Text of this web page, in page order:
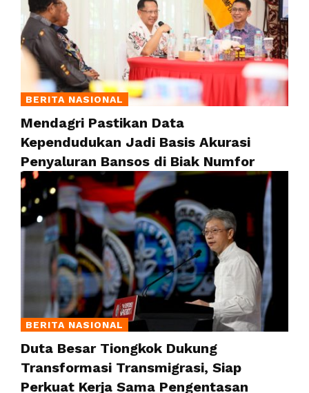
BERITA NASIONAL
Mendagri Pastikan Data
Kependudukan Jadi Basis Akurasi
Penyaluran Bansos di Biak Numfor
BERITA NASIONAL
Duta Besar Tiongkok Dukung
Transformasi Transmigrasi, Siap
Perkuat Kerja Sama Pengentasan